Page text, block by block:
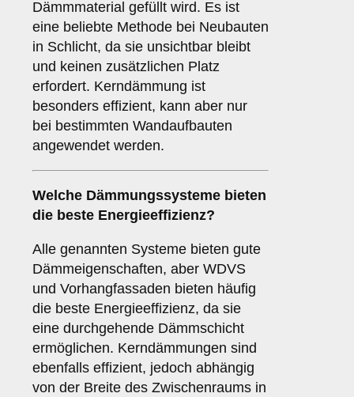
Dämmmaterial gefüllt wird. Es ist
eine beliebte Methode bei Neubauten
in Schlicht, da sie unsichtbar bleibt
und keinen zusätzlichen Platz
erfordert. Kerndämmung ist
besonders effizient, kann aber nur
bei bestimmten Wandaufbauten
angewendet werden.
Welche Dämmungssysteme bieten
die beste Energieeffizienz?
Alle genannten Systeme bieten gute
Dämmeigenschaften, aber WDVS
und Vorhangfassaden bieten häufig
die beste Energieeffizienz, da sie
eine durchgehende Dämmschicht
ermöglichen. Kerndämmungen sind
ebenfalls effizient, jedoch abhängig
von der Breite des Zwischenraums in